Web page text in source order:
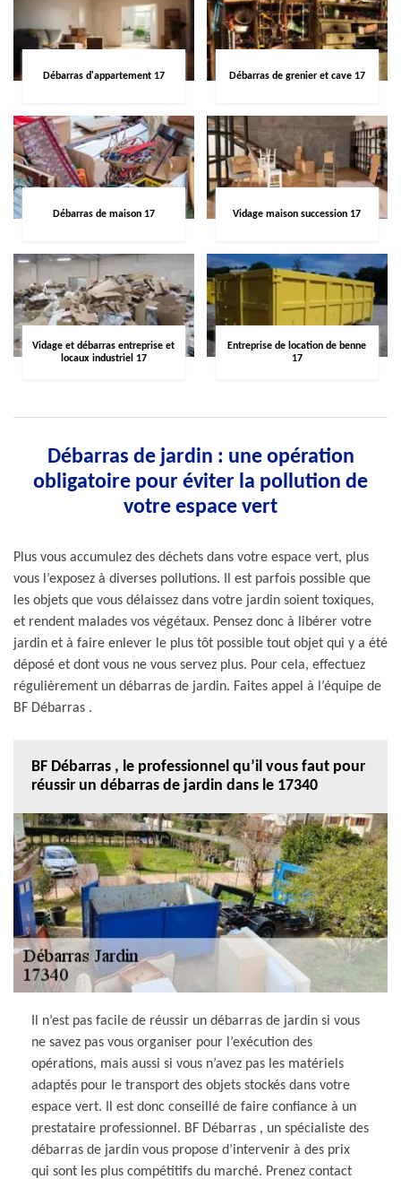
Débarras d'appartement 17 Débarras de grenier et cave 17
Débarras de maison 17 Vidage maison succession 17
Vidage et débarras entreprise et
locaux industriel 17
Entreprise de location de benne
17
Débarras de jardin : une opération
obligatoire pour éviter la pollution de
votre espace vert
Plus vous accumulez des déchets dans votre espace vert, plus
vous l’exposez à diverses pollutions. Il est parfois possible que
les objets que vous délaissez dans votre jardin soient toxiques,
et rendent malades vos végétaux. Pensez donc à libérer votre
jardin et à faire enlever le plus tôt possible tout objet qui y a été
déposé et dont vous ne vous servez plus. Pour cela, effectuez
régulièrement un débarras de jardin. Faites appel à l’équipe de
BF Débarras .
BF Débarras , le professionnel qu’il vous faut pour
réussir un débarras de jardin dans le 17340
Il n’est pas facile de réussir un débarras de jardin si vous
ne savez pas vous organiser pour l’exécution des
opérations, mais aussi si vous n’avez pas les matériels
adaptés pour le transport des objets stockés dans votre
espace vert. Il est donc conseillé de faire confiance à un
prestataire professionnel. BF Débarras , un spécialiste des
débarras de jardin vous propose d’intervenir à des prix
qui sont les plus compétitifs du marché. Prenez contact